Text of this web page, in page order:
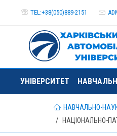
TEL:+38(050)889-2151
УНІВЕРСИТЕТ
НАВЧАЛЬНО-
НАЦІОНАЛЬНО-